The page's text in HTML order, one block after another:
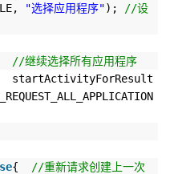
"选择应用程序");
//设
//继续选择所有应用程序
{
//重新请求创建上一次